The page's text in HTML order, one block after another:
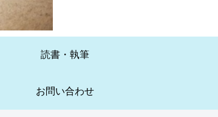
読書・執筆
お問い合わせ